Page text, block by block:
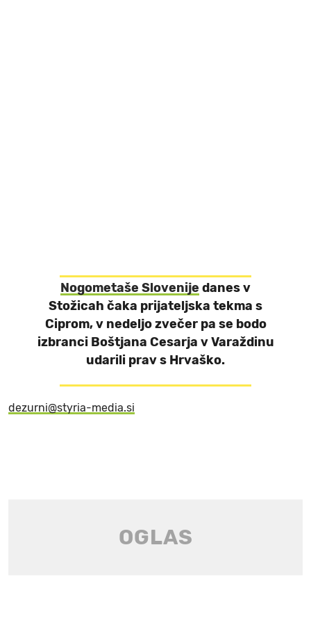
Nogometaše Slovenije danes v
Stožicah čaka prijateljska tekma s
Ciprom, v nedeljo zvečer pa se bodo
izbranci Boštjana Cesarja v Varaždinu
udarili prav s Hrvaško.
dezurni@styria-media.si